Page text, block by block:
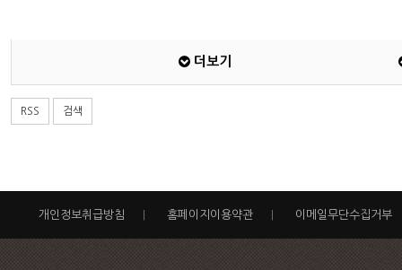
더보기
RSS 검색
개인정보취급방침 홈페이지이용약관 이메일무단수집거부